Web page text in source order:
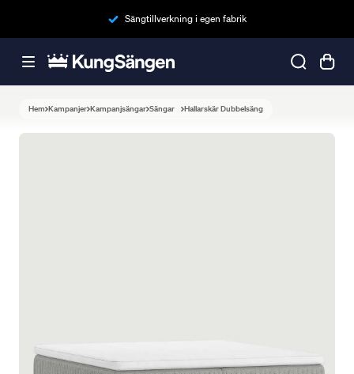
Sängtillverkning i egen fabrik
Hem Kampanjer Kampanjsängar Sängar Hallarskär Dubbelsäng